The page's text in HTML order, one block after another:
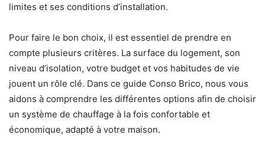
limites et ses conditions d’installation.
Pour faire le bon choix, il est essentiel de prendre en
compte plusieurs critères. La surface du logement, son
niveau d’isolation, votre budget et vos habitudes de vie
jouent un rôle clé. Dans ce guide Conso Brico, nous vous
aidons à comprendre les différentes options afin de choisir
un système de chauffage à la fois confortable et
économique, adapté à votre maison.